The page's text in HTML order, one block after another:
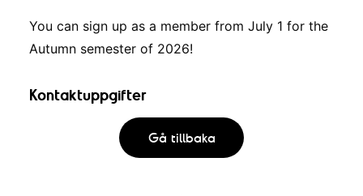
You can sign up as a member from July 1 for the
Autumn semester of 2026!
Kontaktuppgifter
Gå tillbaka